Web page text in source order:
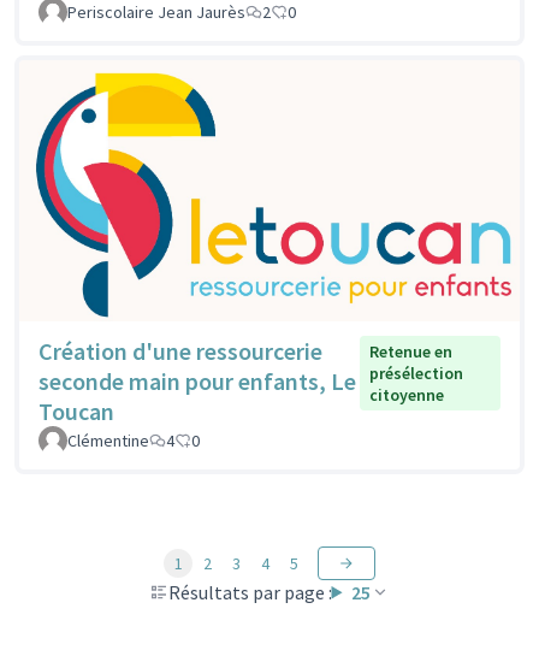
Periscolaire Jean Jaurès 2 0
Création d'une ressourcerie
seconde main pour enfants, Le
Toucan
Retenue en
présélection
citoyenne
Clémentine 4 0
Résultats par page : 25
1 2 3 4 5